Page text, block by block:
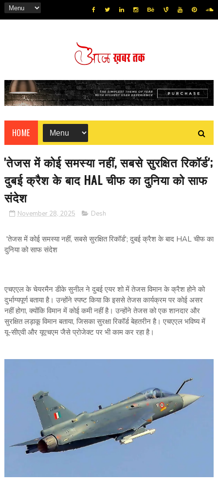
HOME
'तेजस में कोई समस्या नहीं, सबसे सुरक्षित रिकॉर्ड';
दुबई क्रैश के बाद HAL चीफ का दुनिया को साफ
संदेश
November 28, 2025 Desh
'तेजस में कोई समस्या नहीं, सबसे सुरक्षित रिकॉर्ड'; दुबई क्रैश के बाद HAL चीफ का
दुनिया को साफ संदेश
एचएएल के चेयरमैन डीके सुनील ने दुबई एयर शो में तेजस विमान के क्रैश होने को
दुर्भाग्यपूर्ण बताया है। उन्होंने स्पष्ट किया कि इससे तेजस कार्यक्रम पर कोई असर
नहीं होगा, क्योंकि विमान में कोई कमी नहीं है। उन्होंने तेजस को एक शानदार और
सुरक्षित लड़ाकू विमान बताया, जिसका सुरक्षा रिकॉर्ड बेहतरीन है। एचएएल भविष्य में
यू-सीएवी और यूएचएम जैसे प्रोजेक्ट पर भी काम कर रहा है।